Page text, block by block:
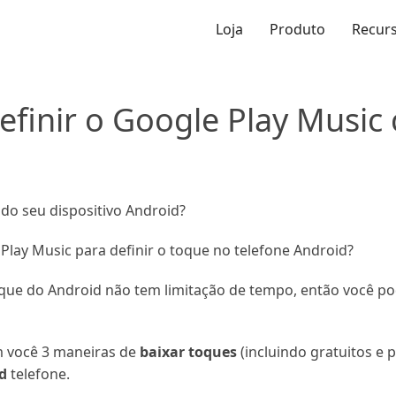
Loja Produto
o Google Play
seu dispositivo Android?
Music para definir o toque no telefone Android?
do Android não tem limitação de tempo, então você
3 maneiras de baixar toques(incluindo gratuitos e
telefone.